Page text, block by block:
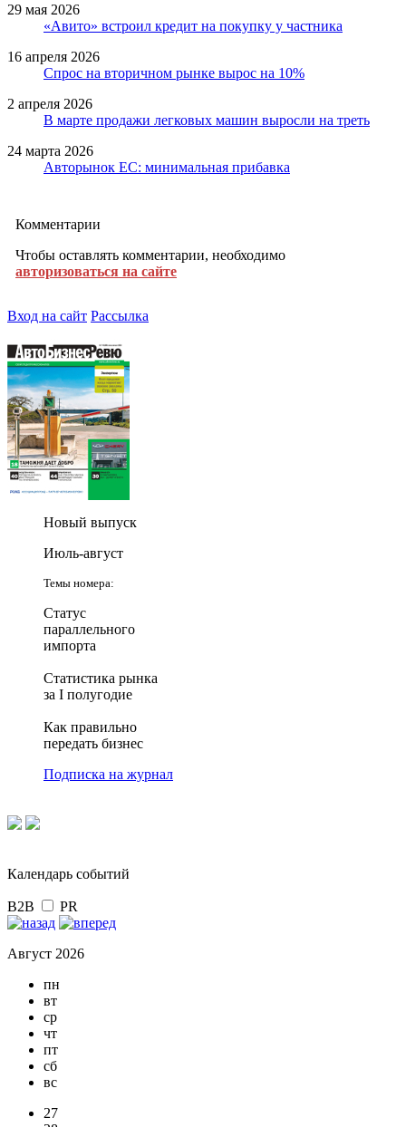
29 мая 2026
«Авито» встроил кредит на покупку у частника
16 апреля 2026
Спрос на вторичном рынке вырос на 10%
2 апреля 2026
В марте продажи легковых машин выросли на треть
24 марта 2026
Авторынок ЕС: минимальная прибавка
Комментарии
Чтобы оставлять комментарии, необходимо
авторизоваться на сайте
Вход на сайт Рассылка
Новый выпуск
Июль-август
Темы номера:
Статус
параллельного
импорта
Статистика рынка
за I полугодие
Как правильно
передать бизнес
Подписка на журнал
Календарь событий
B2B PR
Август 2026
пн
вт
ср
чт
пт
сб
вс
27